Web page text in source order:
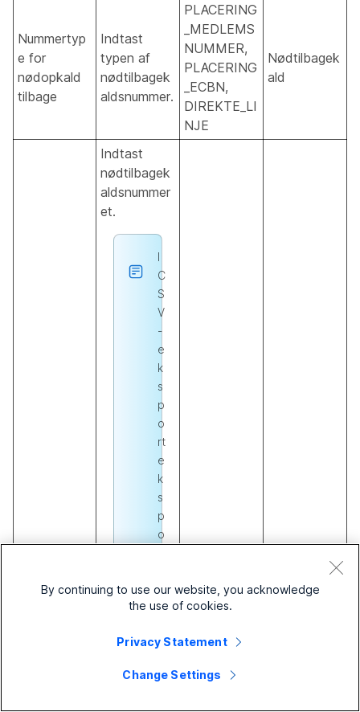
Nummertyp
e for
nødopkald
tilbage
Indtast
typen af
nødtilbagek
aldsnummer.
PLACERING
_MEDLEMS
NUMMER,
PLACERING
_ECBN,
DIREKTE_LI
NJE
Nødtilbagek
ald
Indtast
nødtilbagek
aldsnummer
et.
I
C
S
V
-
e
k
s
p
o
rt
e
k
s
p
o
r
e
e
t
By continuing to use our website, you acknowledge
the use of cookies.
Privacy Statement
Change Settings